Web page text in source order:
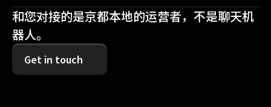
和您对接的是京都本地的运营者，不是聊天机
器人。
Get in touch